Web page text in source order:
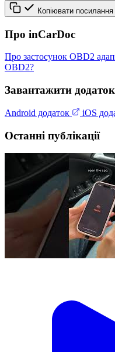
Копіювати посилання
Про inCarDoc
Про застосунок OBD2
OBD2?
Завантажити додаток
Android додаток iOS
Останні публікації